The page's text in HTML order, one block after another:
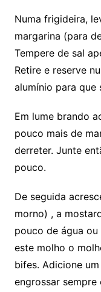
Numa frigideira,
margarina (para
Tempere de sal
Retire e reserve
alumínio para que
Em lume brando
pouco mais de
derreter. Junte
pouco.
De seguida
morno) , a
pouco de água
este molho o
bifes. Adicione
engrossar